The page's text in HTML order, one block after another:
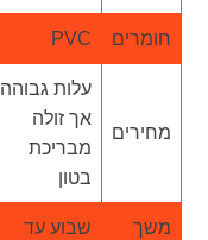
חומרים PVC
מחירים
עלות גבוהה
אך זולה
מבריכת
בטון
משך שבוע עד